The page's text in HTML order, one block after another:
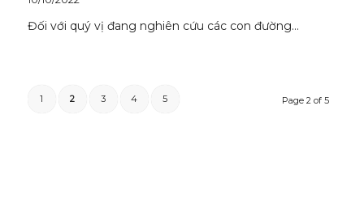
Đối với quý vị đang nghiên cứu các con đường…
Page 2 of 5
1 2 3 4 5